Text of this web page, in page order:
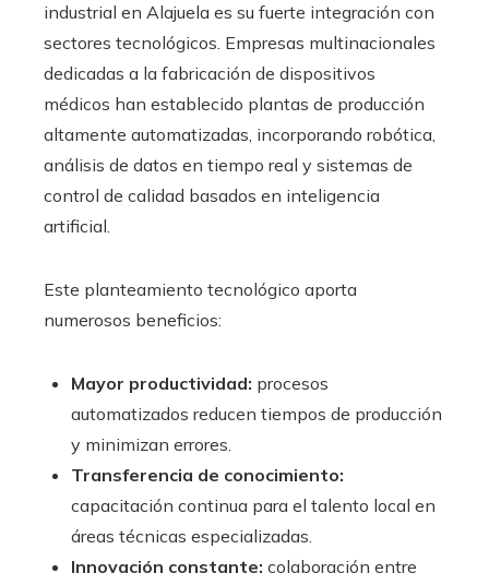
industrial en Alajuela es su fuerte integración con
sectores tecnológicos. Empresas multinacionales
dedicadas a la fabricación de dispositivos
médicos han establecido plantas de producción
altamente automatizadas, incorporando robótica,
análisis de datos en tiempo real y sistemas de
control de calidad basados en inteligencia
artificial.
Este planteamiento tecnológico aporta
numerosos beneficios:
Mayor productividad: procesos
automatizados reducen tiempos de producción
y minimizan errores.
Transferencia de conocimiento:
capacitación continua para el talento local en
áreas técnicas especializadas.
Innovación constante: colaboración entre